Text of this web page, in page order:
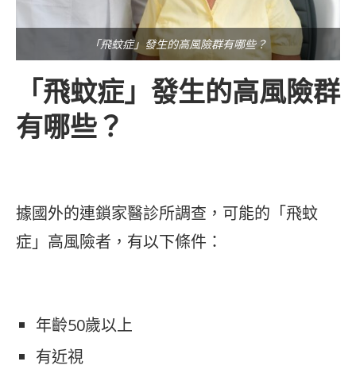
「飛蚊症」發生的高風險群有哪些？
「飛蚊症」發生的高風險群
有哪些？
據國外的連鎖家醫診所調查，可能的「飛蚊
症」高風險者，有以下條件：
年齡50歲以上
有近視